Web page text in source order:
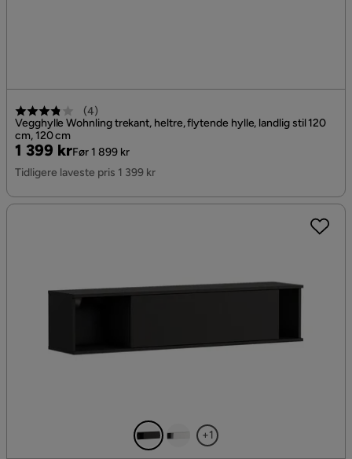
(4)
Vegghylle Wohnling trekant, heltre, flytende hylle, landlig stil 120
cm, 120 cm
Pris
1 399 kr
Original
Pris
Før 1 899 kr
Tidligere laveste pris 1 399 kr
+1